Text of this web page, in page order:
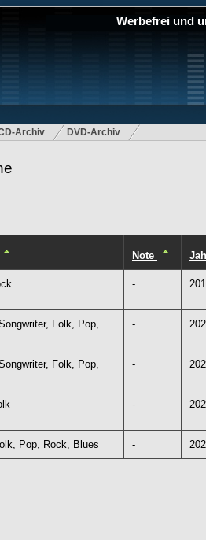
Werbefrei und
Archiv DVD-Archiv
Note
-
Folk, Pop,
-
Folk, Pop,
-
-
Pop, Rock, Blues -